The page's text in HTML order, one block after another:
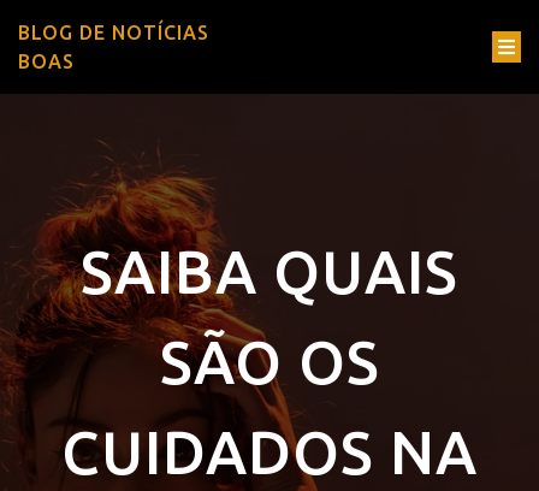
BLOG DE NOTÍCIAS
BOAS
SAIBA QUAIS
SÃO OS
CUIDADOS NA